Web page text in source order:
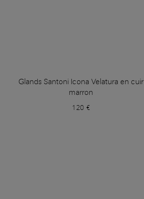
Glands Santoni Icona Velatura en cuir
marron
120 €